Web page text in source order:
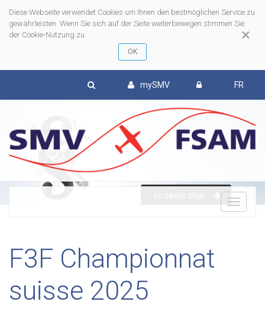
×
Diese Webseite verwendet Cookies um Ihnen den bestmöglichen Service zu
gewährleisten. Wenn Sie sich auf der Seite weiterbewegen stimmen Sie
der Cookie-Nutzung zu
mySMV FR
F3F Championnat
suisse 2025